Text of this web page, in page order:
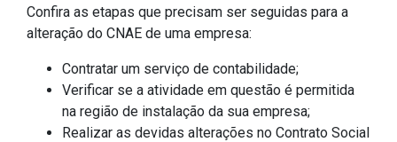
Confira as etapas que precisam ser seguidas para a
alteração do CNAE de uma empresa:
Contratar um serviço de contabilidade;
Verificar se a atividade em questão é permitida
na região de instalação da sua empresa;
Realizar as devidas alterações no Contrato Social